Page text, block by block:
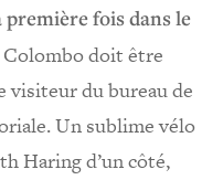
fois dans le
Colombo doit être
visiteur du bureau de
Un sublime vélo
Haring d’un côté,